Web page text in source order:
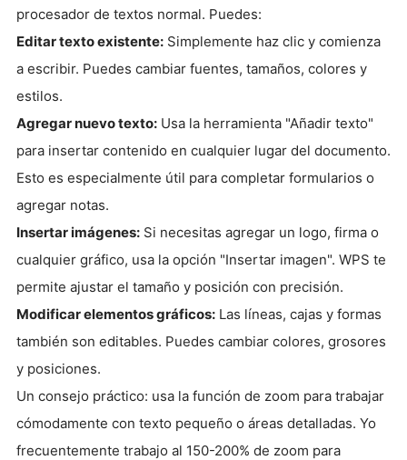
procesador de textos normal. Puedes:
Editar texto existente: Simplemente haz clic y comienza
a escribir. Puedes cambiar fuentes, tamaños, colores y
estilos.
Agregar nuevo texto: Usa la herramienta "Añadir texto"
para insertar contenido en cualquier lugar del documento.
Esto es especialmente útil para completar formularios o
agregar notas.
Insertar imágenes: Si necesitas agregar un logo, firma o
cualquier gráfico, usa la opción "Insertar imagen". WPS te
permite ajustar el tamaño y posición con precisión.
Modificar elementos gráficos: Las líneas, cajas y formas
también son editables. Puedes cambiar colores, grosores
y posiciones.
Un consejo práctico: usa la función de zoom para trabajar
cómodamente con texto pequeño o áreas detalladas. Yo
frecuentemente trabajo al 150-200% de zoom para